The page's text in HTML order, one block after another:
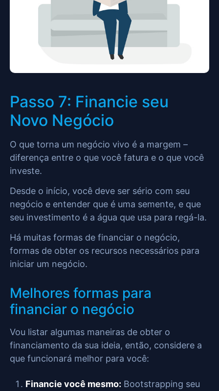
Passo 7: Financie seu
Novo Negócio
O que torna um negócio vivo é a margem –
diferença entre o que você fatura e o que você
investe.
Desde o início, você deve ser sério com seu
negócio e entender que é uma semente, e que
seu investimento é a água que usa para regá-la.
Há muitas formas de financiar o negócio,
formas de obter os recursos necessários para
iniciar um negócio.
Melhores formas para
financiar o negócio
Vou listar algumas maneiras de obter o
financiamento da sua ideia, então, considere a
que funcionará melhor para você:
Financie você mesmo: Bootstrapping seu